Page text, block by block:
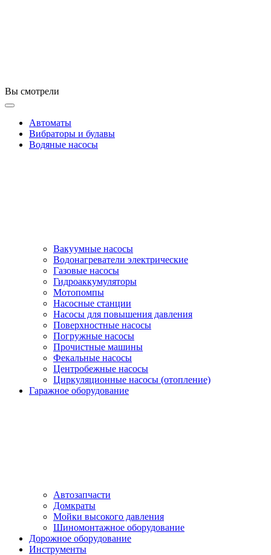
Вы смотрели
Автоматы
Вибраторы и булавы
Водяные насосы
Вакуумные насосы
Водонагреватели электрические
Газовые насосы
Гидроаккумуляторы
Мотопомпы
Насосные станции
Насосы для повышения давления
Поверхностные насосы
Погружные насосы
Прочистные машины
Фекальные насосы
Центробежные насосы
Циркуляционные насосы (отопление)
Гаражное оборудование
Автозапчасти
Домкраты
Мойки высокого давления
Шиномонтажное оборудование
Дорожное оборудование
Инструменты